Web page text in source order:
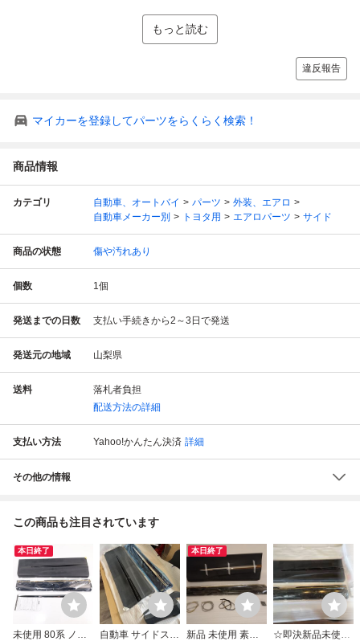
もっと読む
違反報告
マイカーを登録してパーツをらくらく検索！
商品情報
カテゴリ 自動車、オートバイ パーツ
外装、エアロ
自動車メーカー別
トヨタ用 エアロパーツ サイド
商品の状態 傷や汚れあり
個数 1個
発送までの日数 支払い手続きから2～3日で発送
発送元の地域 山梨県
送料
落札者負担
配送方法の詳細
支払い方法 Yahoo!かんたん決済 詳細
その他の情報
この商品も注目されています
本日終了
未使用 80系 ノア/
自動車 サイドスカ
本日終了
新品 未使用 素地
☆即決新品未使用